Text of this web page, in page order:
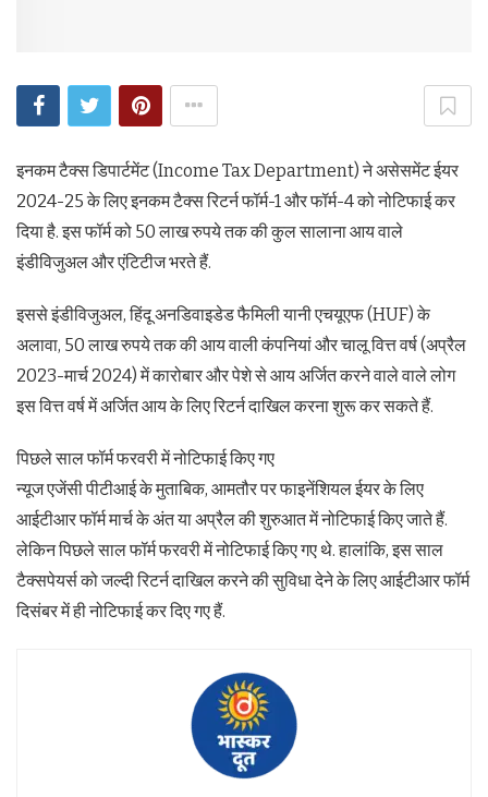
इनकम टैक्स डिपार्टमेंट (Income Tax Department) ने असेसमेंट ईयर
2024-25 के लिए इनकम टैक्स रिटर्न फॉर्म-1 और फॉर्म-4 को नोटिफाई कर
दिया है. इस फॉर्म को 50 लाख रुपये तक की कुल सालाना आय वाले
इंडीविजुअल और एंटिटीज भरते हैं.
इससे इंडीविजुअल, हिंदू अनडिवाइडेड फैमिली यानी एचयूएफ (HUF) के
अलावा, 50 लाख रुपये तक की आय वाली कंपनियां और चालू वित्त वर्ष (अप्रैल
2023-मार्च 2024) में कारोबार और पेशे से आय अर्जित करने वाले वाले लोग
इस वित्त वर्ष में अर्जित आय के लिए रिटर्न दाखिल करना शुरू कर सकते हैं.
पिछले साल फॉर्म फरवरी में नोटिफाई किए गए
न्यूज एजेंसी पीटीआई के मुताबिक, आमतौर पर फाइनेंशियल ईयर के लिए
आईटीआर फॉर्म मार्च के अंत या अप्रैल की शुरुआत में नोटिफाई किए जाते हैं.
लेकिन पिछले साल फॉर्म फरवरी में नोटिफाई किए गए थे. हालांकि, इस साल
टैक्सपेयर्स को जल्दी रिटर्न दाखिल करने की सुविधा देने के लिए आईटीआर फॉर्म
दिसंबर में ही नोटिफाई कर दिए गए हैं.